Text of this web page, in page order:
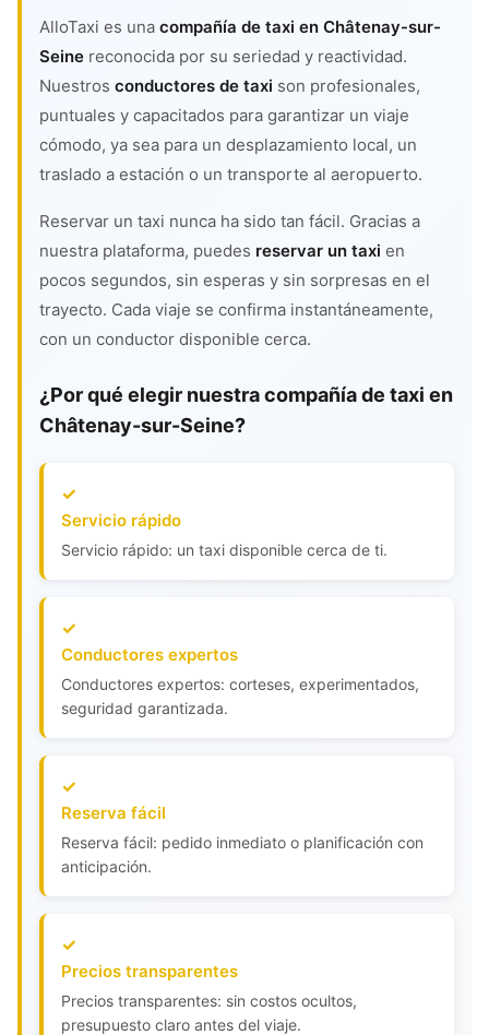
AlloTaxi es una compañía de taxi en Châtenay-sur-
Seine reconocida por su seriedad y reactividad.
Nuestros conductores de taxi son profesionales,
puntuales y capacitados para garantizar un viaje
cómodo, ya sea para un desplazamiento local, un
traslado a estación o un transporte al aeropuerto.
Reservar un taxi nunca ha sido tan fácil. Gracias a
nuestra plataforma, puedes reservar un taxi en
pocos segundos, sin esperas y sin sorpresas en el
trayecto. Cada viaje se confirma instantáneamente,
con un conductor disponible cerca.
¿Por qué elegir nuestra compañía de taxi en
Châtenay-sur-Seine?
Servicio rápido
Servicio rápido: un taxi disponible cerca de ti.
Conductores expertos
Conductores expertos: corteses, experimentados,
seguridad garantizada.
Reserva fácil
Reserva fácil: pedido inmediato o planificación con
anticipación.
Precios transparentes
Precios transparentes: sin costos ocultos,
presupuesto claro antes del viaje.